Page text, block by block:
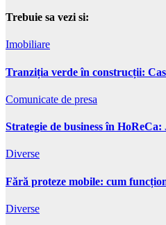
Trebuie sa vezi si:
Imobiliare
Tranziția verde în construcții:
Comunicate de presa
Strategie de business în
Diverse
Fără proteze mobile: cum
Diverse